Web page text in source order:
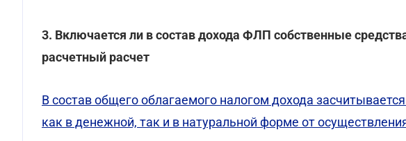
3. Включается ли в состав дохода ФЛП собственные
расчетный расчет
В состав общего облагаемого налогом дохода
как в денежной, так и в натуральной форме от